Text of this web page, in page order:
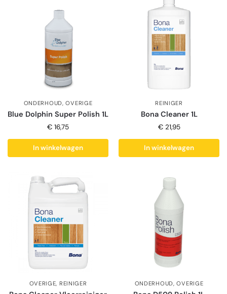
ONDERHOUD ,OVERIGE
Blue Dolphin Super Polish 1L
€ 16,75
In winkelwagen
REINIGER
Bona Cleaner 1L
€21,95
In winkelwagen
OVERIGE REINIGER ONDERHOUD ,OVERIGE